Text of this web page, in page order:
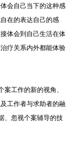
会自己当下的这种感
在的表达自己的感
体会到自己生活在体
疗关系内外都能体验
工作的新的视角、
工作者与求助者的融
、忽视个案辅导的技